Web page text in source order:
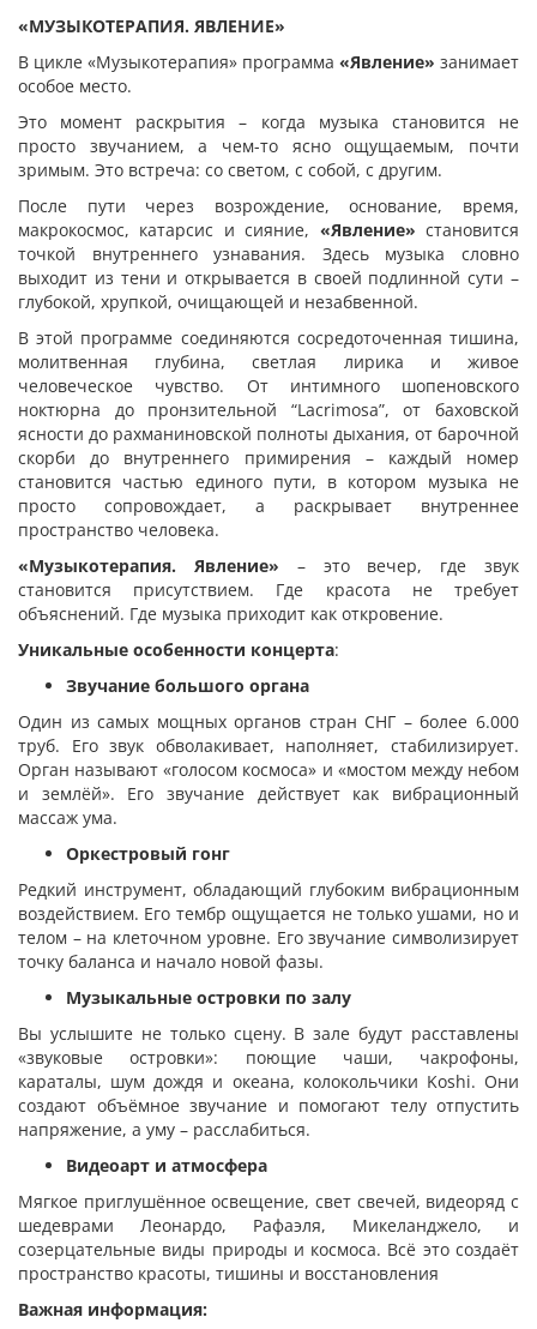
«МУЗЫКОТЕРАПИЯ. ЯВЛЕНИЕ»
В цикле «Музыкотерапия» программа «Явление» занимает
особое место.
Это момент раскрытия – когда музыка становится не
просто звучанием, а чем-то ясно ощущаемым, почти
зримым. Это встреча: со светом, с собой, с другим.
После пути через возрождение, основание, время,
макрокосмос, катарсис и сияние, «Явление» становится
точкой внутреннего узнавания. Здесь музыка словно
выходит из тени и открывается в своей подлинной сути –
глубокой, хрупкой, очищающей и незабвенной.
В этой программе соединяются сосредоточенная тишина,
молитвенная глубина, светлая лирика и живое
человеческое чувство. От интимного шопеновского
ноктюрна до пронзительной “Lacrimosa”, от баховской
ясности до рахманиновской полноты дыхания, от барочной
скорби до внутреннего примирения – каждый номер
становится частью единого пути, в котором музыка не
просто сопровождает, а раскрывает внутреннее
пространство человека.
«Музыкотерапия. Явление» – это вечер, где звук
становится присутствием. Где красота не требует
объяснений. Где музыка приходит как откровение.
Уникальные особенности концерта:
Звучание большого органа
Один из самых мощных органов стран СНГ – более 6.000
труб. Его звук обволакивает, наполняет, стабилизирует.
Орган называют «голосом космоса» и «мостом между небом
и землёй». Его звучание действует как вибрационный
массаж ума.
Оркестровый гонг
Редкий инструмент, обладающий глубоким вибрационным
воздействием. Его тембр ощущается не только ушами, но и
телом – на клеточном уровне. Его звучание символизирует
точку баланса и начало новой фазы.
Музыкальные островки по залу
Вы услышите не только сцену. В зале будут расставлены
«звуковые островки»: поющие чаши, чакрофоны,
караталы, шум дождя и океана, колокольчики Koshi. Они
создают объёмное звучание и помогают телу отпустить
напряжение, а уму – расслабиться.
Видеоарт и атмосфера
Мягкое приглушённое освещение, свет свечей, видеоряд с
шедеврами Леонардо, Рафаэля, Микеланджело, и
созерцательные виды природы и космоса. Всё это создаёт
пространство красоты, тишины и восстановления
Важная информация: